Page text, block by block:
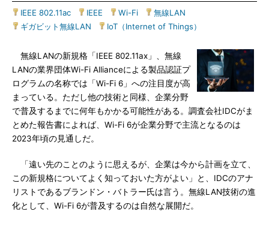
IEEE 802.11ac IEEE Wi-Fi 無線LAN
ギガビット無線LAN
IoT（Internet of Things）
無線LANの新規格「IEEE 802.11ax」、無線
LANの業界団体Wi-Fi Allianceによる製品認証プ
ログラムの名称では「Wi-Fi 6」への注目度が高
まっている。ただし他の技術と同様、企業分野
で普及するまでに何年もかかる可能性がある。調査会社IDCがま
とめた報告書によれば、Wi-Fi 6が企業分野で主流となるのは
2023年頃の見通しだ。
「遠い先のことのように思えるが、企業は今から計画を立て、
この新規格についてよく知っておいた方がよい」と、IDCのアナ
リストであるブランドン・バトラー氏は言う。無線LAN技術の進
化として、Wi-Fi 6が普及するのは自然な展開だ。